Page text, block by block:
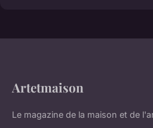
Artetmaison
Le magazine de la maison et de